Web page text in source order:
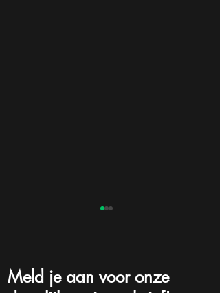
Meld je aan voor onze